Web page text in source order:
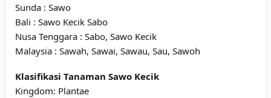
Sunda : Sawo
Bali : Sawo Kecik Sabo
Nusa Tenggara : Sabo, Sawo Kecik
Malaysia : Sawah, Sawai, Sawau, Sau, Sawoh
Klasifikasi Tanaman Sawo Kecik
Kingdom: Plantae